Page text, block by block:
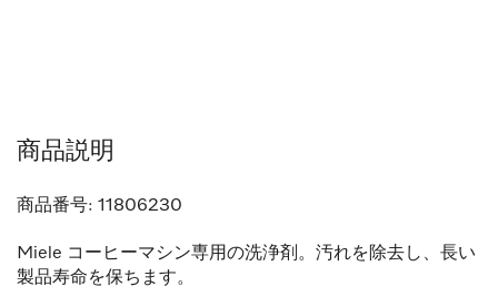
商品説明
商品番号: 11806230
Miele コーヒーマシン専用の洗浄剤。 汚れを除去し、長い
製品寿命を保ちます。